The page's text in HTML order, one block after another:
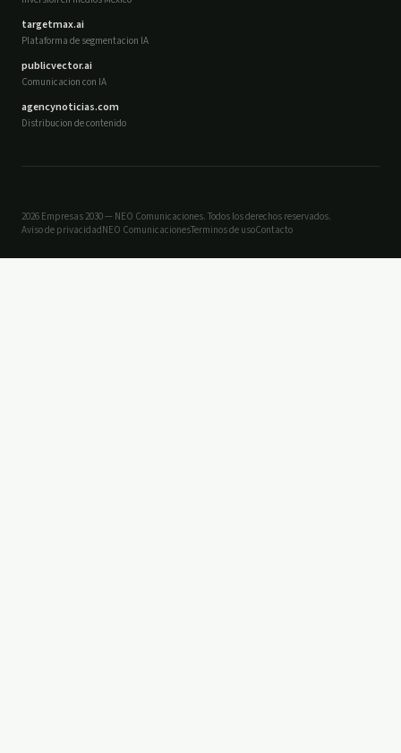
targetmax.ai
Plataforma de segmentacion IA
publicvector.ai
Comunicacion con IA
agencynoticias.com
Distribucion de contenido
2026 Empresas 2030 — NEO Comunicaciones. Todos los derechos reservados.
Aviso de privacidadNEO ComunicacionesTerminos de usoContacto